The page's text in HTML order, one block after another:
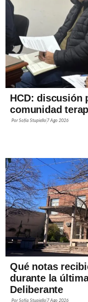
HCD: discusión
comunidad
PorSofía Stupiello 7 Ago 2026
Qué notas
durante la
Deliberante
PorSofía Stupiello 7 Ago 2026